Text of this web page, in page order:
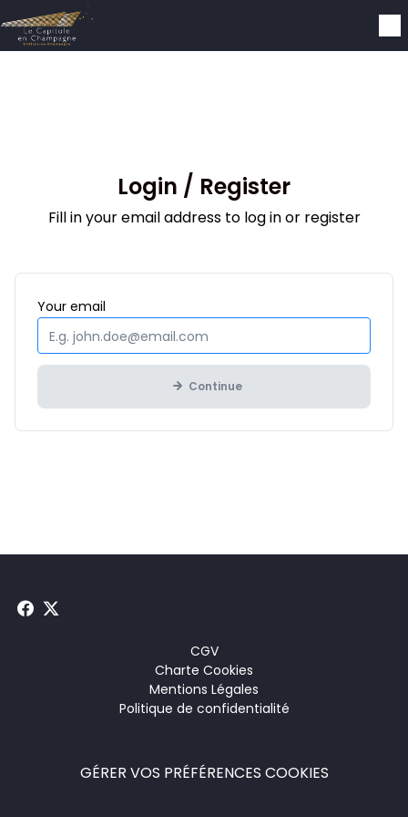
Skip to main content
Login / Register
Fill in your email address to log in or register
Your email
Continue
CGV
Charte Cookies
Mentions Légales
Politique de confidentialité
GÉRER VOS PRÉFÉRENCES COOKIES